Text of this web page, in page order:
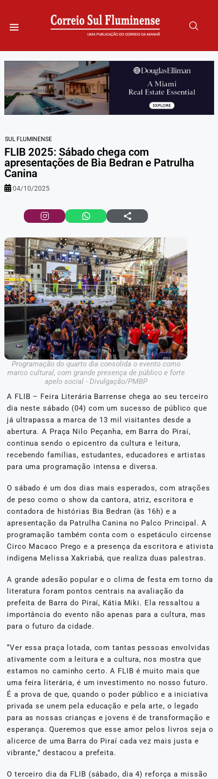
SUL FLUMINENSE
FLIB 2025: Sábado chega com
apresentações de Bia Bedran e Patrulha
Canina
04/10/2025
Programação do quarto dia consolida o evento como
marco cultural, com grande presença de público e forte
apelo social - Divulgação/PMBP
A FLIB – Feira Literária Barrense chega ao seu terceiro
dia neste sábado (04) com um sucesso de público que
já ultrapassa a marca de 13 mil visitantes desde a
abertura. A Praça Nilo Peçanha, em Barra do Piraí,
continua sendo o epicentro da cultura e leitura,
recebendo famílias, estudantes, educadores e artistas
para uma programação intensa e diversa.
O sábado é um dos dias mais esperados, com atrações
de peso como o show da cantora, atriz, escritora e
contadora de histórias Bia Bedran (às 16h) e a
apresentação da Patrulha Canina no Palco Principal. A
programação também conta com o espetáculo circense
Circo Macaco Prego e a presença da escritora e ativista
indígena Melissa Xakriabá, que realiza duas palestras.
A grande adesão popular e o clima de festa em torno da
literatura foram pontos centrais na avaliação da
prefeita de Barra do Piraí, Kátia Miki. Ela ressaltou a
importância do evento não apenas para a cultura, mas
para o futuro da cidade.
“Ver essa praça lotada, com tantas pessoas envolvidas
ativamente com a leitura e a cultura, nos mostra que
estamos no caminho certo. A FLIB é muito mais que
uma feira literária, é um investimento no nosso futuro.
É a prova de que, quando o poder público e a iniciativa
privada se unem pela educação e pela arte, o legado
para as nossas crianças e jovens é de transformação e
esperança. Queremos que esse amor pelos livros seja o
alicerce de uma Barra do Piraí cada vez mais justa e
vibrante,” destacou a prefeita.
O terceiro dia da FLIB (sábado, dia 4) reforça a missão